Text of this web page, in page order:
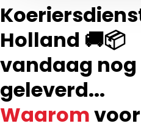
Holland 🚚📦
vandaag nog
geleverd...
Waarom